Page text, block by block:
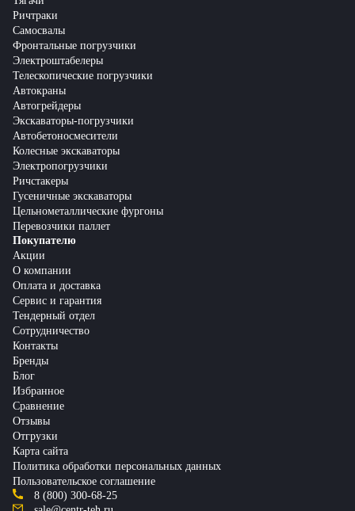
Ричтраки
Самосвалы
Фронтальные погрузчики
Электроштабелеры
Телескопические погрузчики
Автокраны
Автогрейдеры
Экскаваторы-погрузчики
Автобетоносмесители
Колесные экскаваторы
Электропогрузчики
Ричстакеры
Гусеничные экскаваторы
Цельнометаллические фургоны
Перевозчики паллет
Покупателю
Акции
О компании
Оплата и доставка
Сервис и гарантия
Тендерный отдел
Сотрудничество
Контакты
Бренды
Блог
Избранное
Сравнение
Отзывы
Отгрузки
Карта сайта
Политика обработки персональных данных
Пользовательское соглашение
8 (800) 300-68-25